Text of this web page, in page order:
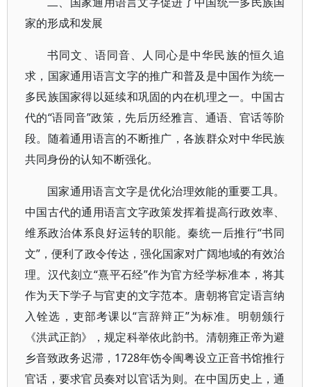
家的形成和发展
书同文、语同音、人同心是中华民族的恒久追
求，国家通用语言文字的推广和普及是中国作为统一
多民族国家得以延续和巩固的内在机理之一。中国古
代的“语同音”政策，先后历经雅言、通语、官话等阶
段。随着通用语言的不断推广，各族群众对中华民族
共同身份的认知不断强化。
国家通用语言文字是优化治理效能的重要工具。
中国古代的通用语言文字政策发挥着提高行政效率、
维系政治体系良好运转的职能。秦统一后推行“书同
文”，便利了政令传达，强化国家对广阔地域的有效治
理。汉代刻立“熹平石经”作为官方经学标准本，将其
作为天下学子与官吏的文字范本。唐朝将官定语言纳
入铨选，吏部考课以“言辞辩正”为标准。明朝颁行
《洪武正韵》，规定科举依此韵书。清朝雍正帝为避
乡音致政务迟滞，1728年饬令闽粤设立正音书馆推行
官话，要求官员奏对以官话为则。在中国历史上，通